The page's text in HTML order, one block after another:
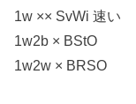
1w ×× SvWi 速い
1w2b × BStO
1w2w × BRSO